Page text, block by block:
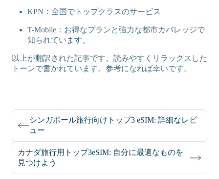
KPN：全国でトップクラスのサービス
T-Mobile：お得なプランと強力な都市カバレッジで
知られています。
以上が翻訳された記事です。読みやすくリラックスした
トーンで書かれています。参考になれば幸いです。
シンガポール旅行向けトップ3 eSIM: 詳細なレビ
ュー
カナダ旅行用トップ3eSIM: 自分に最適なものを
見つけよう